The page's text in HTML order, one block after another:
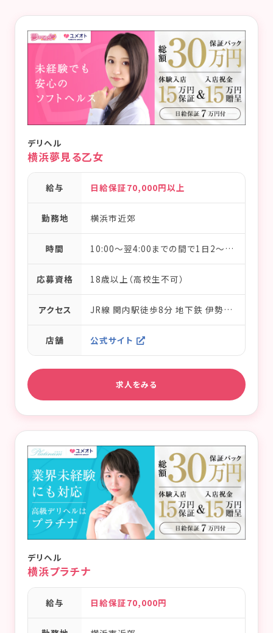
デリヘル
横浜夢見る乙女
給与 日給保証70,000円以上
勤務地 横浜市近郊
時間 10:00～翌4:00までの間で1日2～3時間からOK／完全フリーシフト制
応募資格 18歳以上（高校生不可）
アクセス JR線 関内駅徒歩8分 地下鉄 伊勢佐木長者町駅徒歩1分 京急線 日の出町駅徒歩10分
店舗 公式サイト
求人をみる
デリヘル
横浜プラチナ
給与 日給保証70,000円